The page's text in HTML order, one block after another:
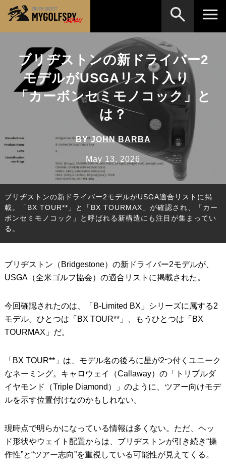
ブリヂストンの新ドライバー2
モデルがUSGAリスト入り
「カーボンセミモノコック」と
は？
BYJOHN BARBA
May 13, 2026
ブリヂストンの新ドライバー2モデルがUSGA適合リストに掲
載。「BX TOUR**」と「BX TOURMAX」が確認され、「カー
ボンセミモノコック」と呼ばれる新構造にも注目が集まってい
る。
ブリヂストン（Bridgestone）の新ドライバー2モデルが、
USGA（全米ゴルフ協会）の適合リストに掲載された。
今回確認されたのは、「B-Limited BX」シリーズに属する2
モデル。ひとつは「BX TOUR**」、もうひとつは「BX
TOURMAX」だ。
「BX TOUR**」は、モデル名の後ろに星が2つ付くユニーク
なネーミング。キャロウェイ（Callaway）の「トリプルダ
イヤモンド（Triple Diamond）」のように、ツアー向けモデ
ルを示す位置付けなのかもしれない。
現時点で明らかになっている情報は多くない。ただ、ヘッ
ド形状やウェイト配置からは、ブリヂストンが引き続き“操
作性”と“ツアー志向”を重視している可能性が見えてくる。
MOST WANTED テストランキング
NEW RELEASES 新製品情報
HOW TO ゴルフ上達・実践テクニック
テスト・データ検証
Golf News ゴルフニュース
REVIEWS 製品レビュー
ドライバー
FAIRWAY WOODS フェアウェイウッド
HYBRIDS ハイブリッド
IRONS アイアン
WEDGES ウェッジ
OTHER その他
Editor’s Picks
Our Mission 私たちの使命
ABOUT US MyGolfSpyJapanとは？
※メーカー名やクラブ名など、検索したい事柄を入
検索